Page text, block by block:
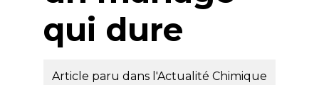
qui dure
Article paru dans l'Actualité Chimique